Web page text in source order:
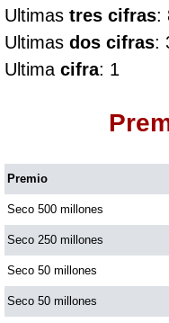
Culona día
Culona noche
Dorado
Dorado Noche
Fantástica Día
Ultimas tres cifras:
Ultimas dos cifras:
Ultima cifra: 1
Premio
Seco 500 millones
Seco 250 millones
Seco 50 millones
Seco 50 millones